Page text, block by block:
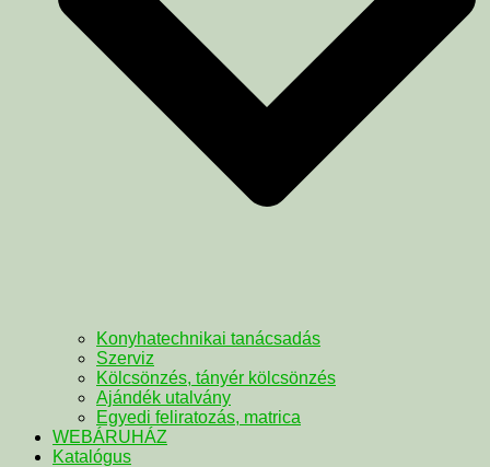
Konyhatechnikai tanácsadás
Szerviz
Kölcsönzés, tányér kölcsönzés
Ajándék utalvány
Egyedi feliratozás, matrica
WEBÁRUHÁZ
Katalógus